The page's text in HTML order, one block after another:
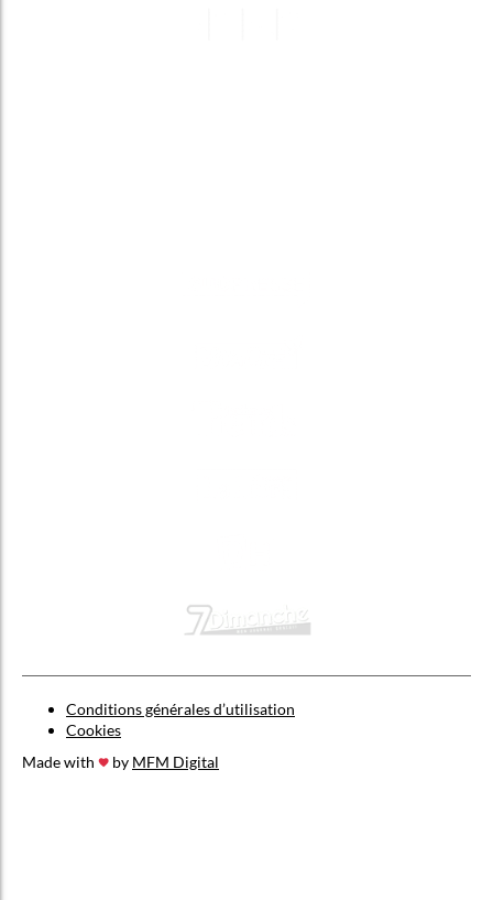
Conditions générales d’utilisation
Cookies
Made with
by MFM Digital